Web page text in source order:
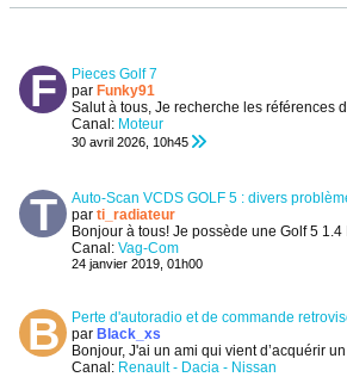
Pieces Golf 7
par Funky91
Salut à tous, Je recherche les références de
Canal: Moteur
30 avril 2026, 10h45
Auto-Scan VCDS GOLF 5 : divers
par ti_radiateur
Bonjour à tous! Je possède une Golf 5 1.4 FSI de
Canal: Vag-Com
24 janvier 2019, 01h00
par Black_xs
Bonjour, J'ai un ami qui vient d’acquérir un break
Canal: Renault - Dacia - Nissan